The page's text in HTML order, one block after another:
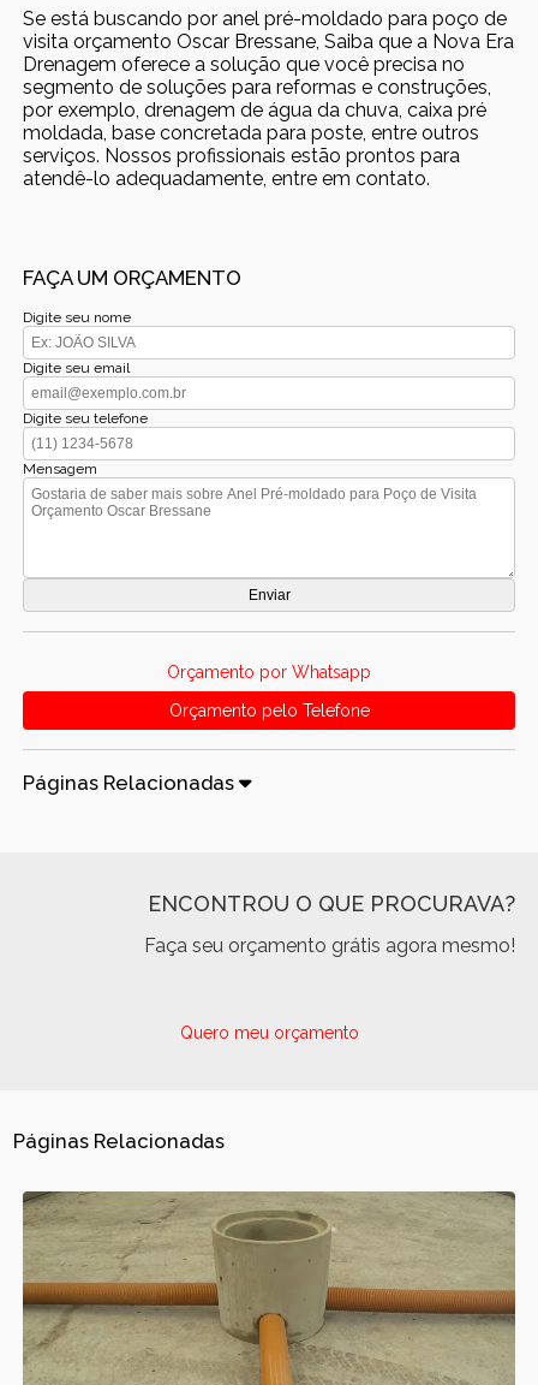
Se está buscando por anel pré-moldado para poço de
visita orçamento Oscar Bressane, Saiba que a Nova Era
Drenagem oferece a solução que você precisa no
segmento de soluções para reformas e construções,
por exemplo, drenagem de água da chuva, caixa pré
moldada, base concretada para poste, entre outros
serviços. Nossos profissionais estão prontos para
atendê-lo adequadamente, entre em contato.
FAÇA UM ORÇAMENTO
Digite seu nome
Digite seu email
Digite seu telefone
Mensagem
Orçamento por Whatsapp
Orçamento pelo Telefone
Páginas Relacionadas
ENCONTROU O QUE PROCURAVA?
Faça seu orçamento grátis agora mesmo!
Quero meu orçamento
Páginas Relacionadas